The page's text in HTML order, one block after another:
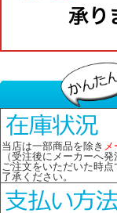
当店は一部商品を除き
（受注後にメーカーへ発
ご注文をいただいた時
了承ください。